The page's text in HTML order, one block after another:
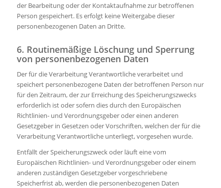
der Bearbeitung oder der Kontaktaufnahme zur betroffenen
Person gespeichert. Es erfolgt keine Weitergabe dieser
personenbezogenen Daten an Dritte.
6. Routinemäßige Löschung und Sperrung
von personenbezogenen Daten
Der für die Verarbeitung Verantwortliche verarbeitet und
speichert personenbezogene Daten der betroffenen Person nur
für den Zeitraum, der zur Erreichung des Speicherungszwecks
erforderlich ist oder sofern dies durch den Europäischen
Richtlinien- und Verordnungsgeber oder einen anderen
Gesetzgeber in Gesetzen oder Vorschriften, welchen der für die
Verarbeitung Verantwortliche unterliegt, vorgesehen wurde.
Entfällt der Speicherungszweck oder läuft eine vom
Europäischen Richtlinien- und Verordnungsgeber oder einem
anderen zuständigen Gesetzgeber vorgeschriebene
Speicherfrist ab, werden die personenbezogenen Daten